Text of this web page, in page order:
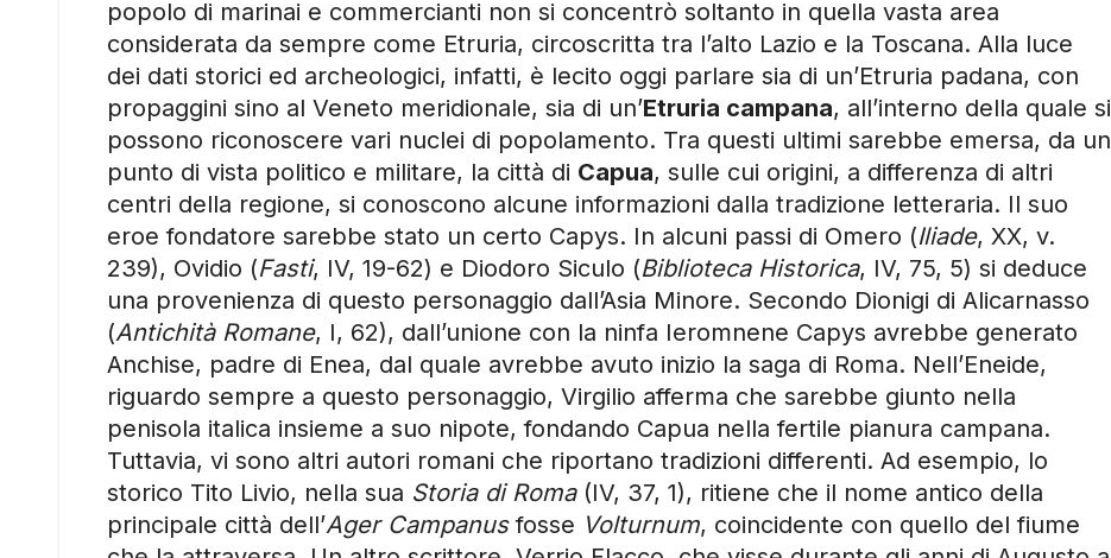
popolo di marinai e commercianti non si concentrò soltanto in quella vasta area
considerata da sempre come Etruria, circoscritta tra l’alto Lazio e la Toscana. Alla luce
dei dati storici ed archeologici, infatti, è lecito oggi parlare sia di un’Etruria padana, con
propaggini sino al Veneto meridionale, sia di un’Etruria campana, all’interno della quale si
possono riconoscere vari nuclei di popolamento. Tra questi ultimi sarebbe emersa, da un
punto di vista politico e militare, la città di Capua, sulle cui origini, a differenza di altri
centri della regione, si conoscono alcune informazioni dalla tradizione letteraria. Il suo
eroe fondatore sarebbe stato un certo Capys. In alcuni passi di Omero (Iliade, XX, v.
239), Ovidio (Fasti, IV, 19-62) e Diodoro Siculo (Biblioteca Historica, IV, 75, 5) si deduce
una provenienza di questo personaggio dall’Asia Minore. Secondo Dionigi di Alicarnasso
(Antichità Romane, I, 62), dall’unione con la ninfa Ieromnene Capys avrebbe generato
Anchise, padre di Enea, dal quale avrebbe avuto inizio la saga di Roma. Nell’Eneide,
riguardo sempre a questo personaggio, Virgilio afferma che sarebbe giunto nella
penisola italica insieme a suo nipote, fondando Capua nella fertile pianura campana.
Tuttavia, vi sono altri autori romani che riportano tradizioni differenti. Ad esempio, lo
storico Tito Livio, nella sua Storia di Roma(IV, 37, 1), ritiene che il nome antico della
principale città dell’Ager Campanusfosse Volturnum, coincidente con quello del fiume